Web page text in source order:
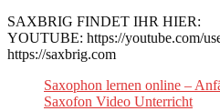
SAXBRIG FINDET IHR HIER:
YOUTUBE: https://youtube.com/
https://saxbrig.com
Saxophon lernen online –
Saxofon Video Unterricht